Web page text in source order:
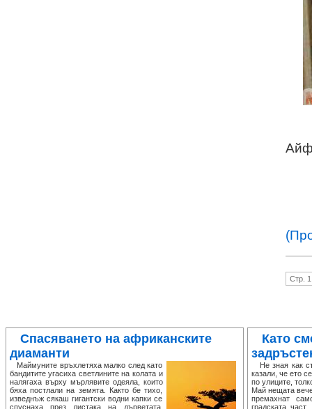
Стр.
Спасяването на африканските
диаманти
Маймуните връхлетяха малко след като
бандитите угасиха светлините на колата и
налягаха върху мърлявите одеяла, които
бяха постлали на земята. Както бе тихо,
изведнъж сякаш гигантски водни капки се
спуснаха през листака на дърветата,
Като
Не зная как
казали, че ето
по улиците,
Май нещата
премахнат
градската